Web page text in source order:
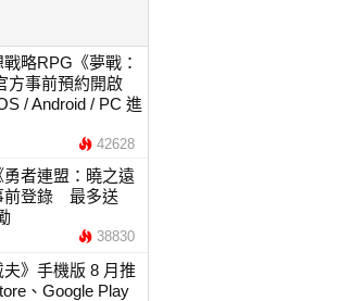
略RPG《夢戰：
方事前預約開啟
/ Android / PC 進
42628
勇者連盟：曉之遠
前登錄 最多送
38830
夫》手機版 8 月推
、Google Play